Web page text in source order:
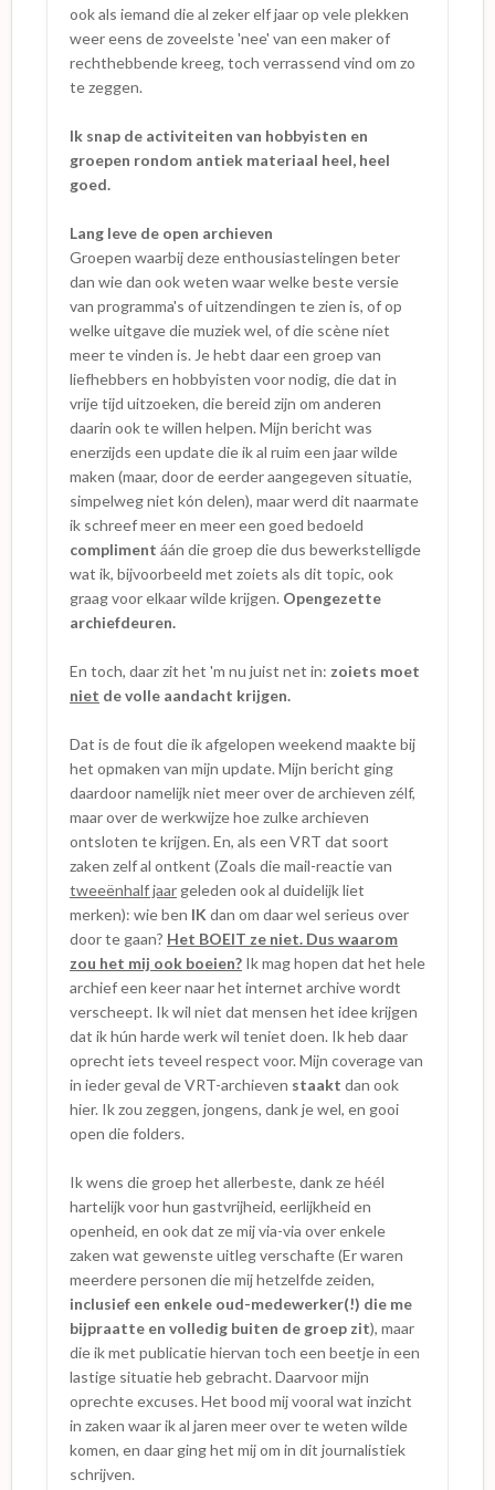
ook als iemand die al zeker elf jaar op vele plekken
weer eens de zoveelste 'nee' van een maker of
rechthebbende kreeg, toch verrassend vind om zo
te zeggen.
Ik snap de activiteiten van hobbyisten en
groepen rondom antiek materiaal heel, heel
goed.
Lang leve de open archieven
Groepen waarbij deze enthousiastelingen beter
dan wie dan ook weten waar welke beste versie
van programma's of uitzendingen te zien is, of op
welke uitgave die muziek wel, of die scène níet
meer te vinden is. Je hebt daar een groep van
liefhebbers en hobbyisten voor nodig, die dat in
vrije tijd uitzoeken, die bereid zijn om anderen
daarin ook te willen helpen. Mijn bericht was
enerzijds een update die ik al ruim een jaar wilde
maken (maar, door de eerder aangegeven situatie,
simpelweg niet kón delen), maar werd dit naarmate
ik schreef meer en meer een goed bedoeld
compliment áán die groep die dus bewerkstelligde
wat ik, bijvoorbeeld met zoiets als dit topic, ook
graag voor elkaar wilde krijgen. Opengezette
archiefdeuren.
En toch, daar zit het 'm nu juist net in: zoiets moet
niet de volle aandacht krijgen.
Dat is de fout die ik afgelopen weekend maakte bij
het opmaken van mijn update. Mijn bericht ging
daardoor namelijk niet meer over de archieven zélf,
maar over de werkwijze hoe zulke archieven
ontsloten te krijgen. En, als een VRT dat soort
zaken zelf al ontkent (Zoals die mail-reactie van
tweeënhalf jaar geleden ook al duidelijk liet
merken): wie ben IK dan om daar wel serieus over
door te gaan? Het BOEIT ze niet. Dus waarom
zou het mij ook boeien? Ik mag hopen dat het hele
archief een keer naar het internet archive wordt
verscheept. Ik wil niet dat mensen het idee krijgen
dat ik hún harde werk wil teniet doen. Ik heb daar
oprecht iets teveel respect voor. Mijn coverage van
in ieder geval de VRT-archieven staakt dan ook
hier. Ik zou zeggen, jongens, dank je wel, en gooi
open die folders.
Ik wens die groep het allerbeste, dank ze héél
hartelijk voor hun gastvrijheid, eerlijkheid en
openheid, en ook dat ze mij via-via over enkele
zaken wat gewenste uitleg verschafte (Er waren
meerdere personen die mij hetzelfde zeiden,
inclusief een enkele oud-medewerker(!) die me
bijpraatte en volledig buiten de groep zit), maar
die ik met publicatie hiervan toch een beetje in een
lastige situatie heb gebracht. Daarvoor mijn
oprechte excuses. Het bood mij vooral wat inzicht
in zaken waar ik al jaren meer over te weten wilde
komen, en daar ging het mij om in dit journalistiek
schrijven.